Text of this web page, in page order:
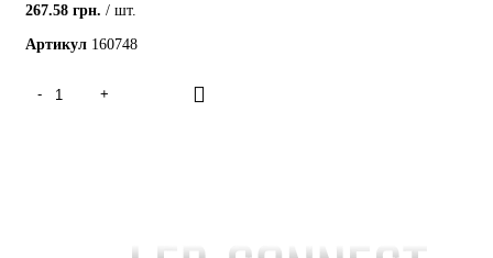
267.58 грн.
шт.
Артикул 160748